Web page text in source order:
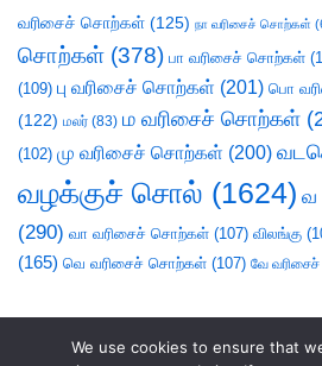
வரிசைச் சொற்கள் (125) நா வரிசைச் சொற்கள்
சொற்கள் (378) பா வரிசைச் சொற்கள்
(109) பு வரிசைச் சொற்கள் (201) பொ
(122) மலர் (83) ம வரிசைச் சொற்கள்
(102) மு வரிசைச் சொற்கள் (200)
வழக்குச் சொல் (1624) வ
(290) வா வரிசைச் சொற்கள் (107) விலங்கு
(165) வெ வரிசைச் சொற்கள் (107) வே
We use cookies to ensure that